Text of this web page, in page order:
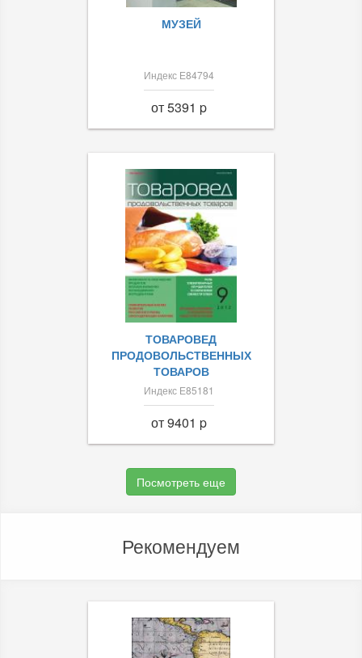
МУЗЕЙ
Индекс Е84794
от 5391 p
ТОВАРОВЕД
ПРОДОВОЛЬСТВЕННЫХ
ТОВАРОВ
Индекс Е85181
от 9401 p
Посмотреть еще
Рекомендуем